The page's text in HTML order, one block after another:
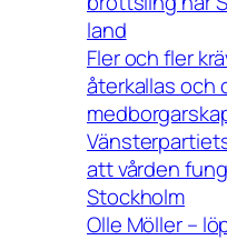
land
Fler och fler
återkallas och
att vården
Stockholm
Olle Möller –